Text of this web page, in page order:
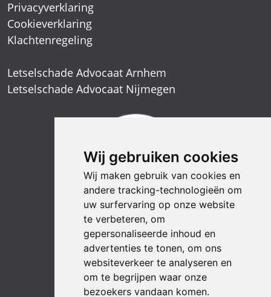
Wij gebruiken cookies
Wij maken gebruik van cookies en
andere tracking-technologieën om
uw surfervaring op onze website
te verbeteren, om
gepersonaliseerde inhoud en
advertenties te tonen, om ons
websiteverkeer te analyseren en
om te begrijpen waar onze
bezoekers vandaan komen.
Privacyverklaring
Cookieverklaring
Klachtenregeling
Letselschade Advocaat Arnhem
Letselschade Advocaat Nijmegen